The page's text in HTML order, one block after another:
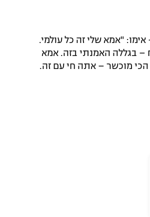
"אמא שלי זה כל עולמי.
– בגללה האמנתי בזה. אמא
מוכשר – אתה חי עם זה.